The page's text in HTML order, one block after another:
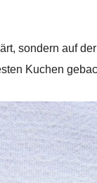
sondern auf
Kuchen